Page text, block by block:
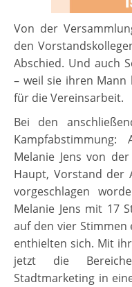
Von der
den
Abschied. Und auch
– weil sie ihren
für die Vereinsarbeit.
Bei den
Melanie Jens von
Haupt, Vorstand der
vorgeschlagen
Melanie Jens mit 17
auf den vier
enthielten sich. Mit
jetzt die
Stadtmarketing in